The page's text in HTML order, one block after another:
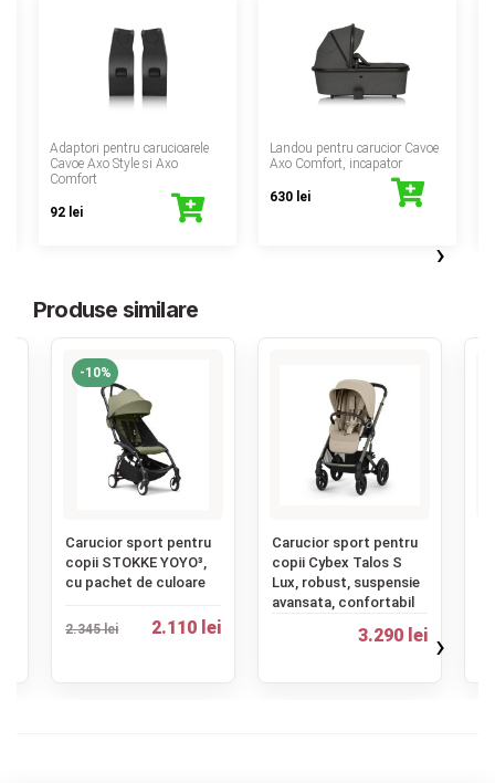
Adaptori pentru carucioarele
Cavoe Axo Style si Axo
Comfort
92 lei
Landou pentru carucior Cavoe
Axo Comfort, incapator
630 lei
›
Produse similare
-10%
Carucior sport pentru
copii STOKKE YOYO³,
cu pachet de culoare
2.345 lei 2.110 lei
Carucior sport pentru
copii Cybex Talos S
Lux, robust, suspensie
avansata, confortabil
3.290 lei ›